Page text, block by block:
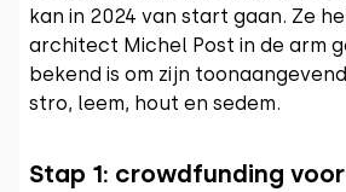
kan in 2024 van start gaan. Ze
architect Michel Post in de arm
bekend is om zijn
stro, leem, hout en sedem.
Stap 1: crowdfunding